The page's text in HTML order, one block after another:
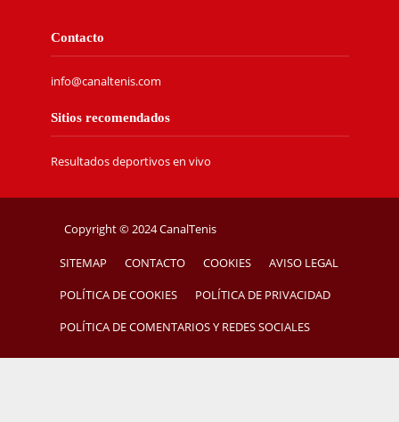
Contacto
info@canaltenis.com
Sitios recomendados
Resultados deportivos en vivo
Copyright © 2024 CanalTenis
SITEMAP CONTACTO COOKIES AVISO LEGAL
POLÍTICA DE COOKIES POLÍTICA DE PRIVACIDAD
POLÍTICA DE COMENTARIOS Y REDES SOCIALES